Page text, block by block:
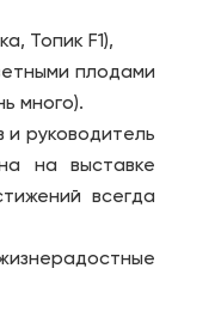
Топик F1),
плодами
много).
руководитель
на выставке
всегда